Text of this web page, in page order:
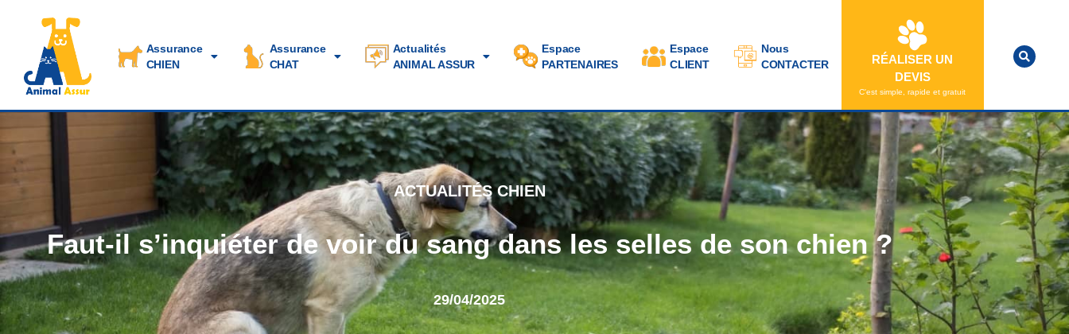
Assurance
CHIEN
Assurance
CHAT
Actualités
ANIMAL ASSUR
Espace
PARTENAIRES
Espace
CLIENT
Nous
CONTACTER
RÉALISER UN
DEVIS
C'est simple, rapide et gratuit
ACTUALITÉS CHIEN
Faut-il s’inquiéter de voir du sang dans les selles de son chien ?
29/04/2025